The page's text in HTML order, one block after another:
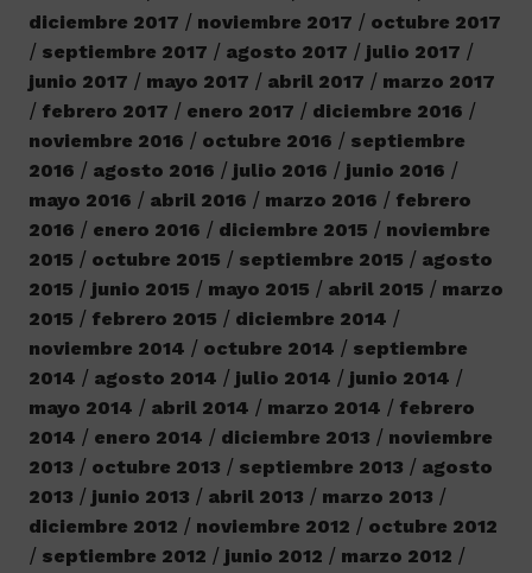
diciembre 2017
noviembre 2017
octubre 2017
septiembre 2017
agosto 2017
julio 2017
junio 2017
mayo 2017 abril 2017
marzo 2017
febrero 2017
enero 2017
diciembre 2016
noviembre 2016
octubre 2016
septiembre
2016
agosto 2016 julio 2016
junio 2016
mayo 2016
abril 2016 marzo 2016
febrero
2016
enero 2016 diciembre 2015
noviembre
2015
octubre 2015 septiembre 2015
agosto
2015
junio 2015 mayo 2015 abril 2015
marzo
2015
febrero 2015
diciembre 2014
noviembre 2014
octubre 2014
septiembre
2014
agosto 2014 julio 2014
junio 2014
mayo 2014
abril 2014 marzo 2014
febrero
2014
enero 2014 diciembre 2013
noviembre
2013
octubre 2013 septiembre 2013
agosto
2013
junio 2013 abril 2013
marzo 2013
diciembre 2012
noviembre 2012
octubre 2012
septiembre 2012
junio 2012
marzo 2012